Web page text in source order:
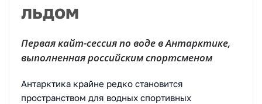
льдом
Первая кайт-сессия по воде в Антарктике,
выполненная российским спортсменом
Антарктика крайне редко становится
пространством для водных спортивных